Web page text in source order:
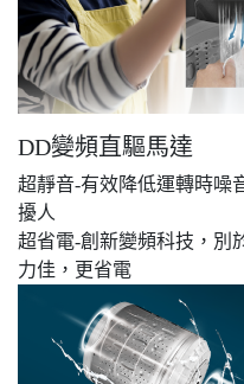
DD變頻直驅馬達
超靜音-有效降低運轉時噪
擾人
超省電-創新變頻科技，別
力佳，更省電